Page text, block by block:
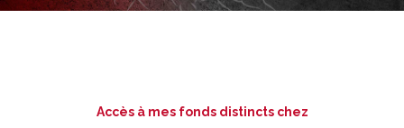
Accès à mes fonds distincts chez